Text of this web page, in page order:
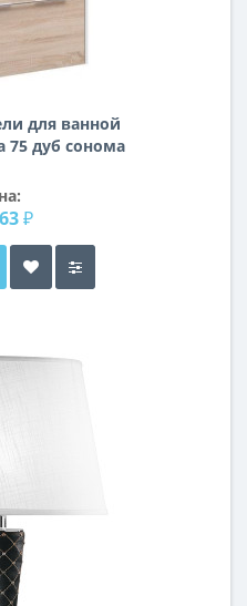
для ванной
75 дуб сонома
₽